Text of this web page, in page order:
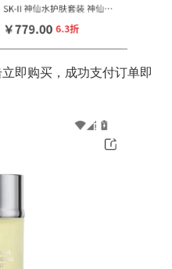
即购买，成功支付订单即